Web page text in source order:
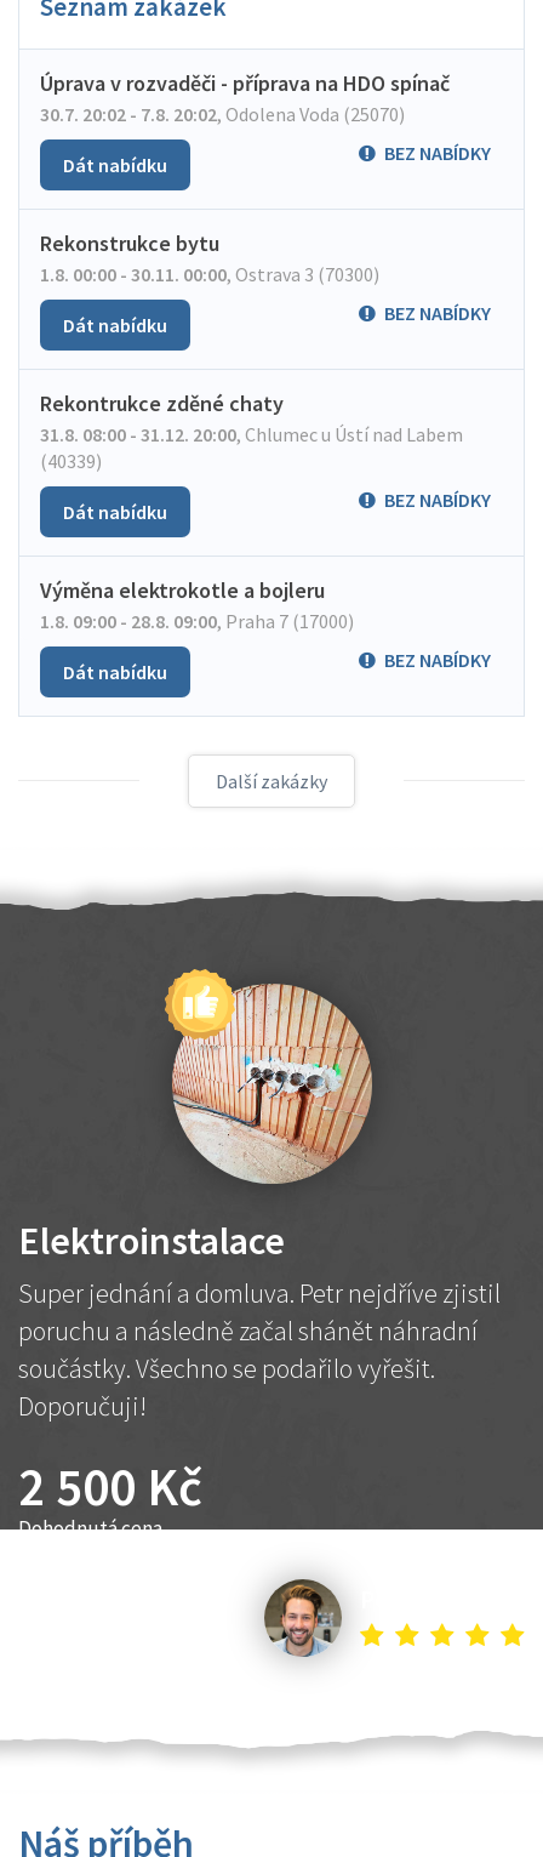
Seznam zakázek
Úprava v rozvaděči - příprava na HDO spínač
30.7. 20:02 - 7.8. 20:02, Odolena Voda (25070)
BEZ NABÍDKY
Dát nabídku
Rekonstrukce bytu
1.8. 00:00 - 30.11. 00:00, Ostrava 3 (70300)
BEZ NABÍDKY
Dát nabídku
Rekontrukce zděné chaty
31.8. 08:00 - 31.12. 20:00, Chlumec u Ústí nad Labem
(40339)
BEZ NABÍDKY
Dát nabídku
Výměna elektrokotle a bojleru
1.8. 09:00 - 28.8. 09:00, Praha 7 (17000)
BEZ NABÍDKY
Dát nabídku
Další zakázky
Elektroinstalace
Super jednání a domluva. Petr nejdříve zjistil
poruchu a následně začal shánět náhradní
součástky. Všechno se podařilo vyřešit.
Doporučuji!
2 500 Kč
Dohodnutá cena
Náš příběh